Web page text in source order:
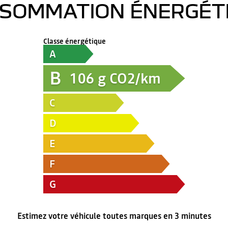
Classe énergétique
A
B 106 g CO2/km
C
D
E
F
G
Estimez votre véhicule toutes marques en 3 minutes